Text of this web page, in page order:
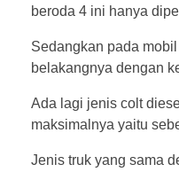
beroda 4 ini hanya
Sedangkan pada
belakangnya dengan
Ada lagi jenis colt
maksimalnya yaitu
Jenis truk yang sama